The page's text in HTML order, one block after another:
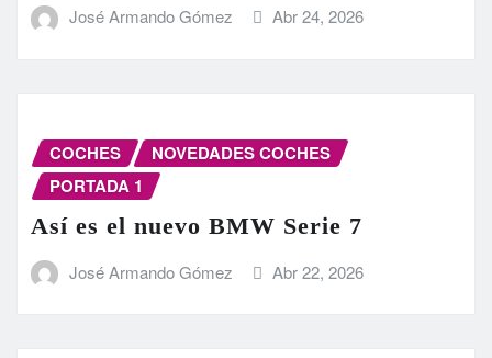
José Armando Gómez Abr 24, 2026
COCHES
NOVEDADES COCHES
PORTADA 1
Así es el nuevo BMW Serie 7
José Armando Gómez Abr 22, 2026